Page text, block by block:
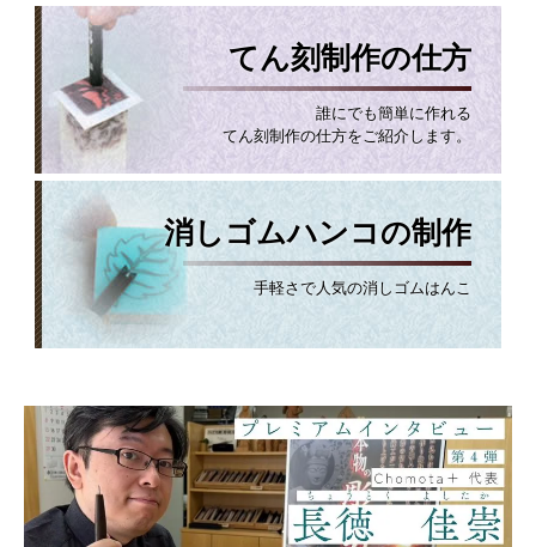
てん刻制作の仕方
誰にでも簡単に作れる
てん刻制作の仕方をご紹介します。
消しゴムハンコの制作
手軽さで人気の消しゴムはんこ